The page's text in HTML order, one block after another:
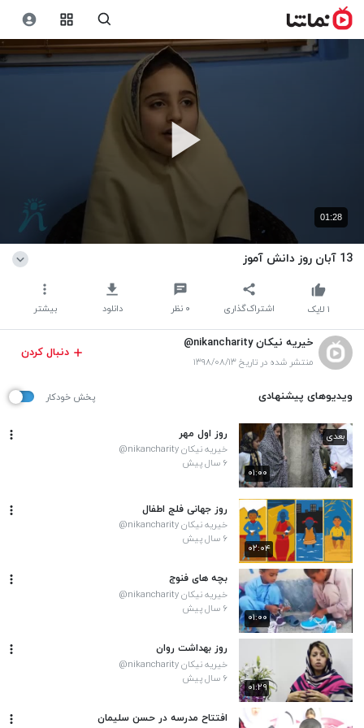
01:28
13 آبان روز دانش آموز
اشتراک‌گذاری ۰ نظر دانلود بیشتر ۱ لایک
خیریه نیکان nikancharity@
منتشر شده در تاریخ ۱۳۹۸/۰۸/۱۳
دنبال کردن
ویدیوهای پیشنهادی پخش خودکار
۰۱:۰۰
بعدی روز اول مهر
خیریه نیکان nikancharity@
۶ سال پیش
۰۲:۰۴
روز جهانی فلج اطفال
خیریه نیکان nikancharity@
۶ سال پیش
۰۱:۰۰
بچه های فنوج
خیریه نیکان nikancharity@
۶ سال پیش
۰۱:۲۹
روز بهداشت روان
خیریه نیکان nikancharity@
۶ سال پیش
افتتاح مدرسه در حسن سلیمان